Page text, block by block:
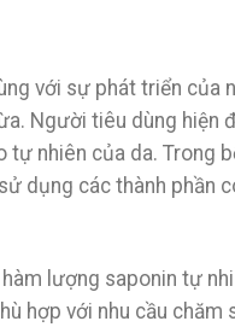
với sự phát triển của
Người tiêu dùng hiện
tự nhiên của da. Trong
dụng các thành phần
lượng saponin tự
hợp với nhu cầu chăm